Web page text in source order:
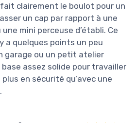
clairement le boulot pour un
un cap par rapport à une
mini perceuse d’établi. Ce
a quelques points un peu
garage ou un petit atelier
assez solide pour travailler
en sécurité qu’avec une